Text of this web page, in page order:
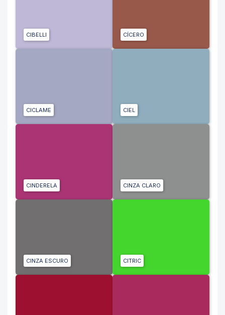
CIBELLI CÍCERO
CICLAME CIEL
CINDERELA CINZA CLARO
CINZA ESCURO CITRIC